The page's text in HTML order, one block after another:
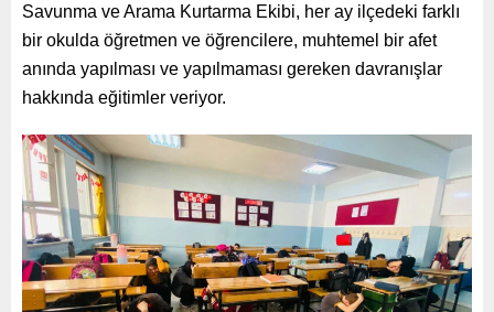
Savunma ve Arama Kurtarma Ekibi, her ay ilçedeki farklı
bir okulda öğretmen ve öğrencilere, muhtemel bir afet
anında yapılması ve yapılmaması gereken davranışlar
hakkında eğitimler veriyor.